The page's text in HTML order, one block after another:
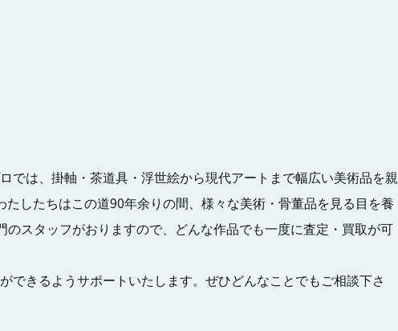
では、掛軸・茶道具・浮世絵から現代アートまで幅広い美術品を親
したちはこの道90年余りの間、様々な美術・骨董品を見る目を養
スタッフがおりますので、どんな作品でも一度に査定・買取が可
できるようサポートいたします。ぜひどんなことでもご相談下さ